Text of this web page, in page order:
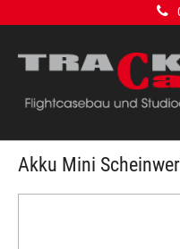
Akku Mini